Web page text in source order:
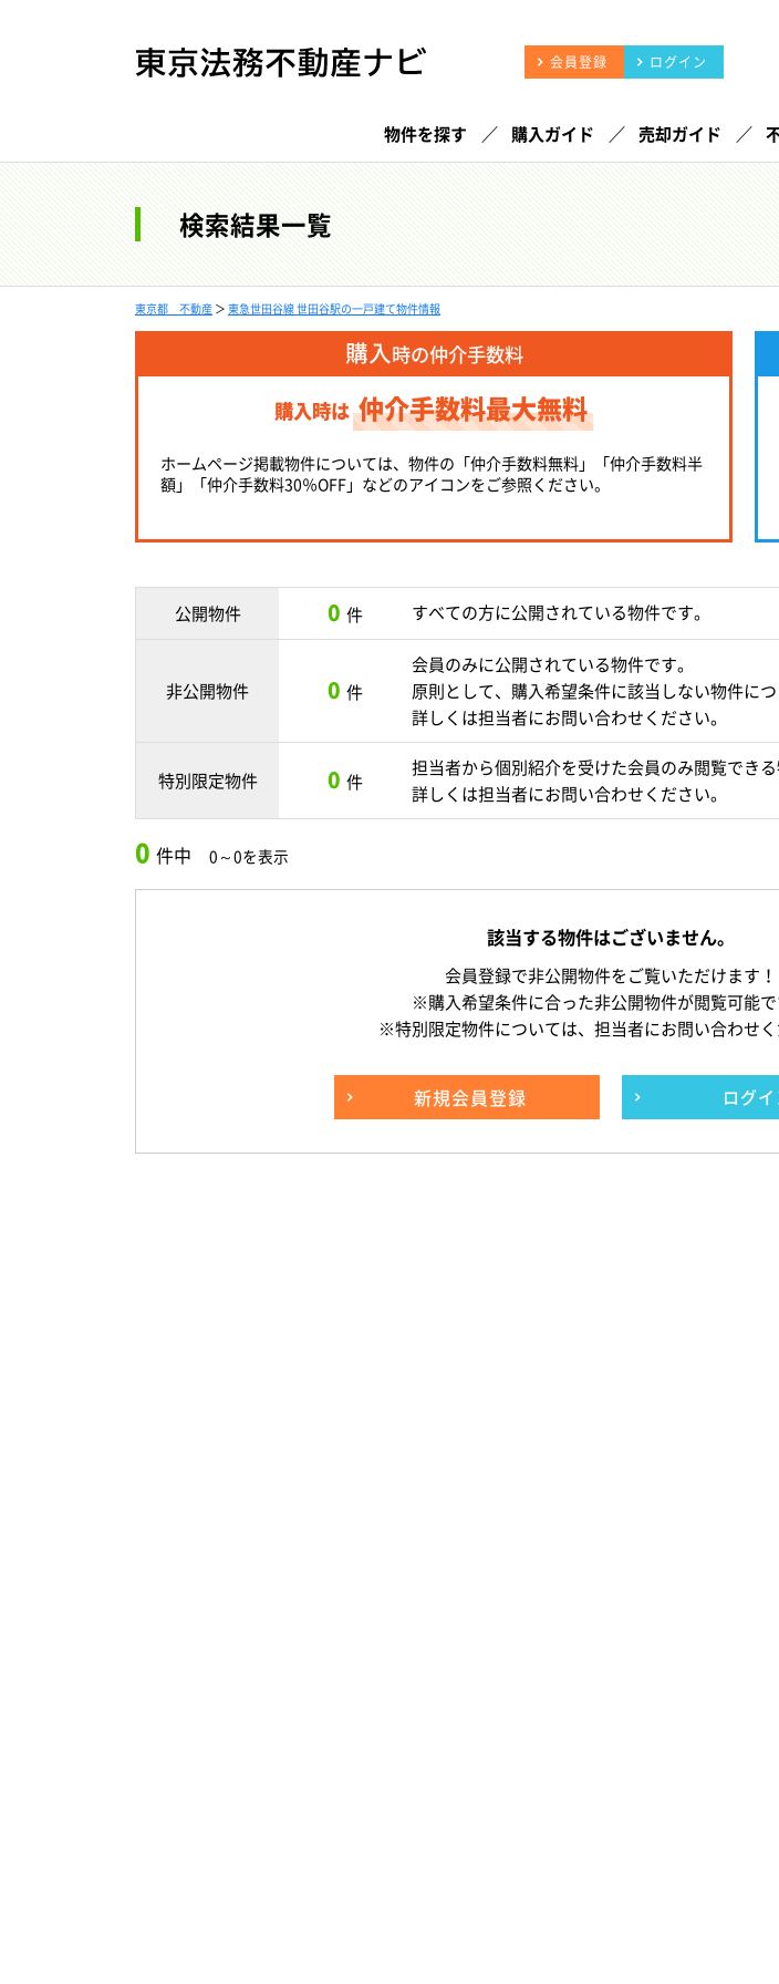
会員登録 ログイン
物件を探す 購入ガイド 売却ガイド
検索結果一覧
東京都 不動産 ＞ 東急世田谷線 世田谷駅の一戸建て物件情報
購入時の仲介手数料
購入時は 仲介手数料最大無料
ホームページ掲載物件については、物件の「仲介手数料無料」「仲介手数料半
額」「仲介手数料30％OFF」などのアイコンをご参照ください。
公開物件 0 件 すべての方に公開されている物件です。
非公開物件 0 件
会員のみに公開されている物件です。
原則として、購入希望条件に該当しない物件につ
詳しくは担当者にお問い合わせください。
特別限定物件 0 件
担当者から個別紹介を受けた会員のみ閲覧できる
詳しくは担当者にお問い合わせください。
0 件中 0～0を表示
該当する物件はございません。
会員登録で非公開物件をご覧いただけます！
※購入希望条件に合った非公開物件が閲覧可能で
※特別限定物件については、担当者にお問い合わせく
新規会員登録 ログイ